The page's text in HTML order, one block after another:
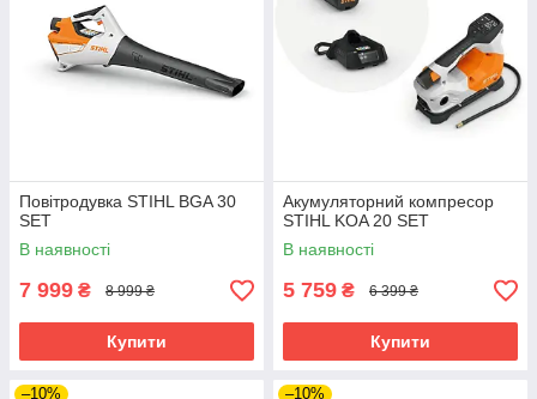
Повітродувка STIHL BGA 30
SET
В наявності
7 999 ₴ 8 999 ₴
Купити
Акумуляторний компресор
STIHL KOA 20 SET
В наявності
5 759 ₴ 6 399 ₴
Купити
–10% –10%